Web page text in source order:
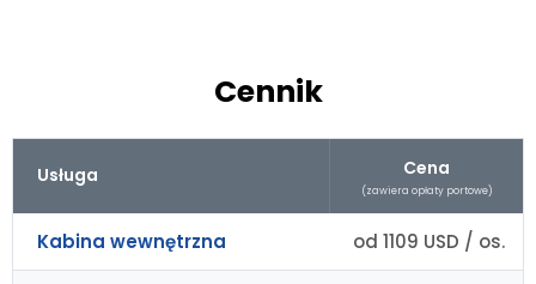
Cennik
Usługa Cena
(zawiera opłaty portowe)
Kabina wewnętrzna od 1109 USD / os.